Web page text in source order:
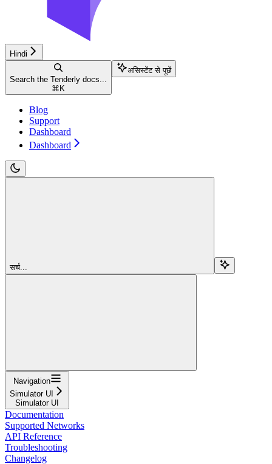
Hindi
Search the Tenderly docs...
⌘ K
असिस्टेंट से पूछें
Blog
Support
Dashboard
Dashboard
सर्च...
Navigation
Simulator UI
Simulator UI
Documentation
Supported Networks
API Reference
Troubleshooting
Changelog